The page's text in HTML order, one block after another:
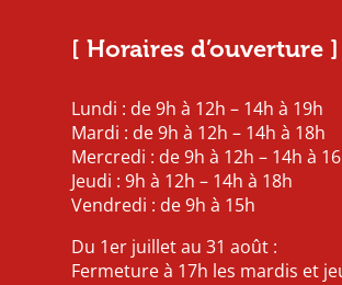
[ Horaires d’ouverture ]
Lundi : de 9h à 12h – 14h à 19h
Mardi : de 9h à 12h – 14h à 18h
Mercredi : de 9h à 12h – 14h à
Jeudi : 9h à 12h – 14h à 18h
Vendredi : de 9h à 15h
Du 1er juillet au 31 août :
Fermeture à 17h les mardis et